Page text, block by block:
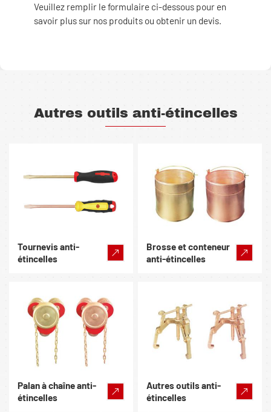
Veuillez remplir le formulaire ci-dessous pour en
savoir plus sur nos produits ou obtenir un devis.
Autres outils anti-étincelles
Tournevis anti-
étincelles
Brosse et conteneur
anti-étincelles
Palan à chaîne anti-
étincelles
Autres outils anti-
étincelles